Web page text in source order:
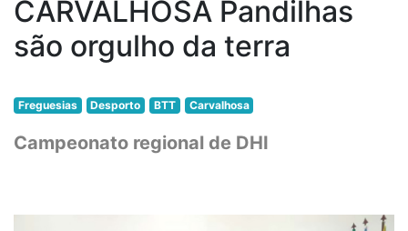
CARVALHOSA Pandilhas
são orgulho da terra
Freguesias Desporto BTT Carvalhosa
Campeonato regional de DHI